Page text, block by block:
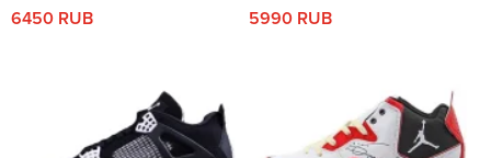
6450 RUB 5990 RUB